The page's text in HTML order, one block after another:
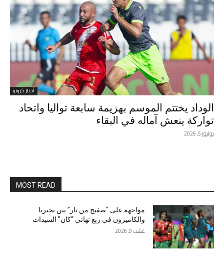
أخبار كرونو
الوداد يختتم الموسم بهزيمة سابعة تواليا واتحاد
تواركة ينعش آماله في البقاء
يوليوز 5, 2026
MOST READ
مواجهة على “صفيح من نار” بين نجيريا
والكاميرون في ربع نهائي “كان” السيدات
غشت 9, 2026